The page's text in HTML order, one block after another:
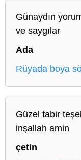
Günaydın
ve saygılar
Ada
Rüyada boya
Güzel tabir
inşallah amin
çetin